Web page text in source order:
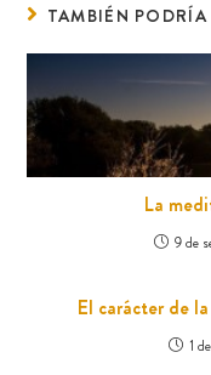
TAMBIÉN PODRÍA
La
9 de
El carácter de
1